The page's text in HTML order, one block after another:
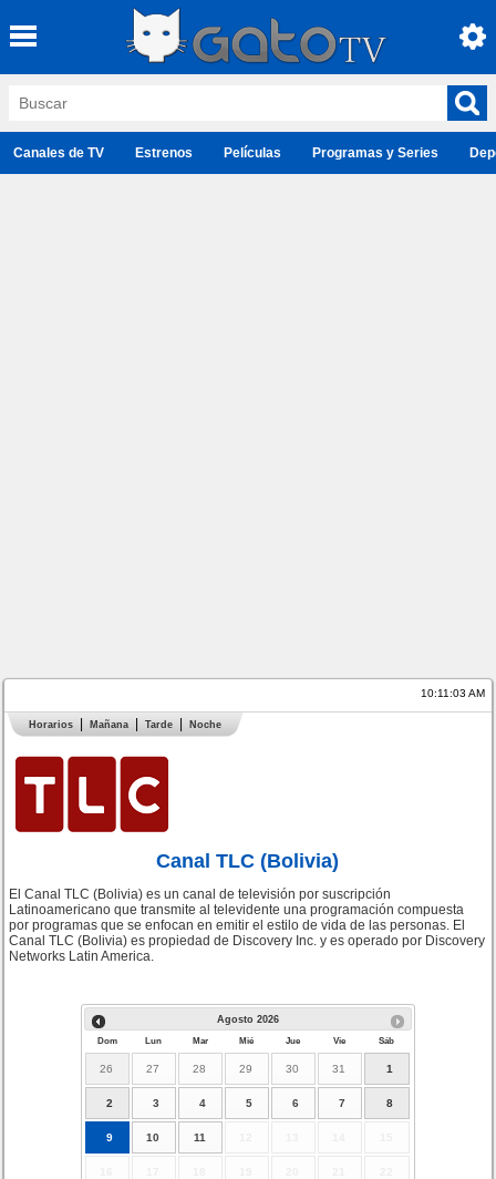
Canales de TV Estrenos Películas Programas y Series
10:11:03 AM
Horarios Mañana Tarde Noche
Canal TLC (Bolivia)
El Canal TLC (Bolivia) es un canal de televisión por suscripción
Latinoamericano que transmite al televidente una programación compuesta
por programas que se enfocan en emitir el estilo de vida de las personas. El
Canal TLC (Bolivia) es propiedad de Discovery Inc. y es operado por Discovery
Networks Latin America.
Agosto 2026
Dom Lun Mar Mié Jue Vie Sáb
26 27 28 29 30 31 1
2 3 4 5 6 7 8
9 10 11